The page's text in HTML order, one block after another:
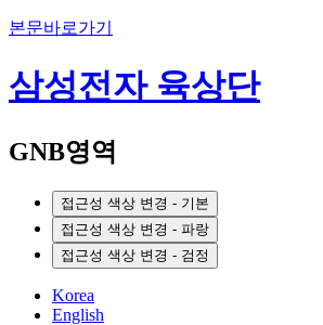
본문바로가기
삼성전자 육상단
GNB영역
접근성 색상 변경 - 기본
접근성 색상 변경 - 파랑
접근성 색상 변경 - 검정
Korea
English